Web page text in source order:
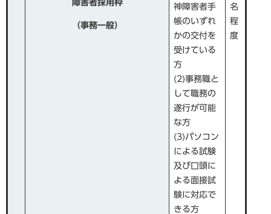
障害者採用枠​
（事務一般）
神障害者手
帳のいずれ
かの交付を
受けている
方
(2)事務職と
して職務の
遂行が可能
な方
(3)パソコン
による試験
及び口頭に
よる面接試
験に対応で
きる方
名
程
度